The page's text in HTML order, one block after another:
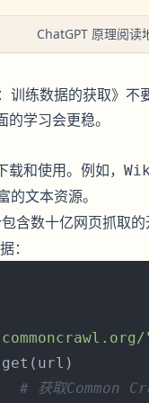
ChatGPT 原理阅读
训练数据的获取》不
学习会更稳。
和使用。例如，
的文本资源。
含数十亿网页抓取
：
# 获取Common